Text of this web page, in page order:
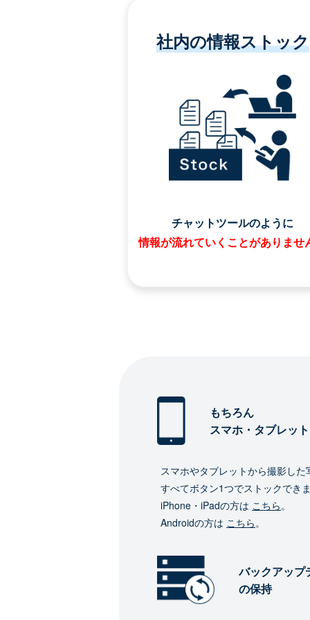
社内の情報ストック
チャットツールのように
情報が流れていくことがありませ
もちろん
スマホ・タブレッ
スマホやタブレットから撮影した
すべてボタン1つでストックでき
iPhone・iPadの方は こちら。
Androidの方は こちら。
バックアップ
の保持